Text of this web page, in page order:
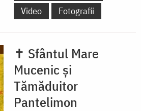
Video
Fotografii
✝ Sfântul Mare
Mucenic și
Tămăduitor
Pantelimon